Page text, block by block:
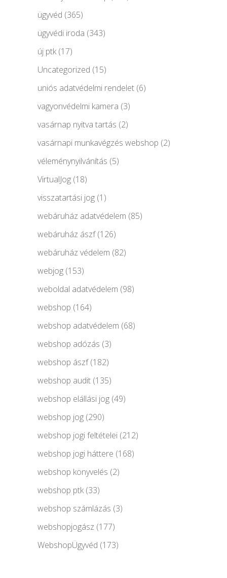
ügyvéd (365)
ügyvédi iroda (343)
új ptk(17)
Uncategorized (15)
uniós adatvédelmi rendelet (6)
vagyonvédelmi kamera (3)
vasárnap nyitva tartás (2)
vasárnapi munkavégzés webshop (2)
véleménynyilvánítás (5)
VirtualJog (18)
visszatartási jog (1)
webáruház adatvédelem (85)
webáruház ászf(126)
webáruház védelem (82)
webjog (153)
weboldal adatvédelem (98)
webshop (164)
webshop adatvédelem (68)
webshop adózás (3)
webshop ászf(182)
webshop audit (135)
webshop elállási jog (49)
webshop jog (290)
webshop jogi feltételei (212)
webshop jogi háttere (168)
webshop könyvelés (2)
webshop ptk(33)
webshop számlázás (3)
webshopjogász (177)
WebshopÜgyvéd (173)